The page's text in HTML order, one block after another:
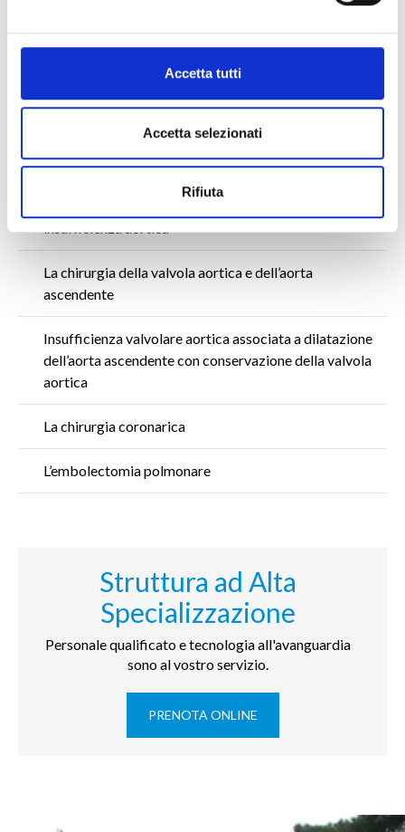
Accetta tutti
Accetta selezionati
Rifiuta
Malattie delle valvole cardiache
Valvole biologiche e valvole meccaniche
L’evoluzione della chirurgia della valvola mitrale
insufficienza aortica
La chirurgia della valvola aortica e dell’aorta
ascendente
Insufficienza valvolare aortica associata a dilatazione
dell’aorta ascendente con conservazione della valvola
aortica
La chirurgia coronarica
L’embolectomia polmonare
Struttura ad Alta
Specializzazione
Personale qualificato e tecnologia all'avanguardia
sono al vostro servizio.
PRENOTA ONLINE